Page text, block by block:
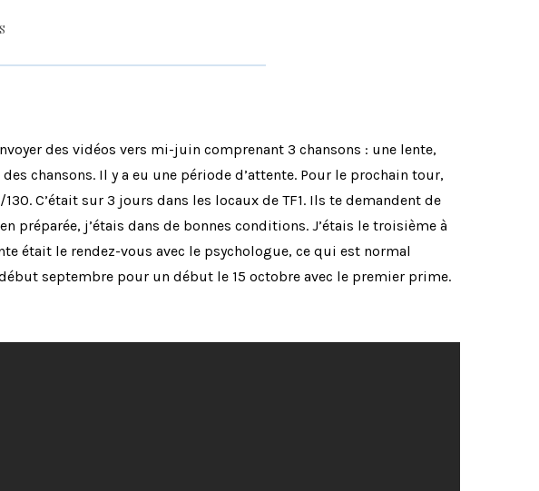
des vidéos vers mi-juin comprenant 3 chansons : une lente,
chansons. Il y a eu une période d’attente. Pour le prochain tour,
C’était sur 3 jours dans les locaux de TF1. Ils te demandent de
préparée, j’étais dans de bonnes conditions. J’étais le troisième à
était le rendez-vous avec le psychologue, ce qui est normal
septembre pour un début le 15 octobre avec le premier prime.